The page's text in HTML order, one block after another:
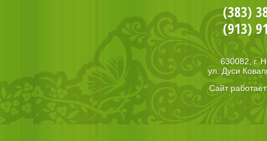
(383)
(913)
630082, г.
ул. Дуси
Сайт